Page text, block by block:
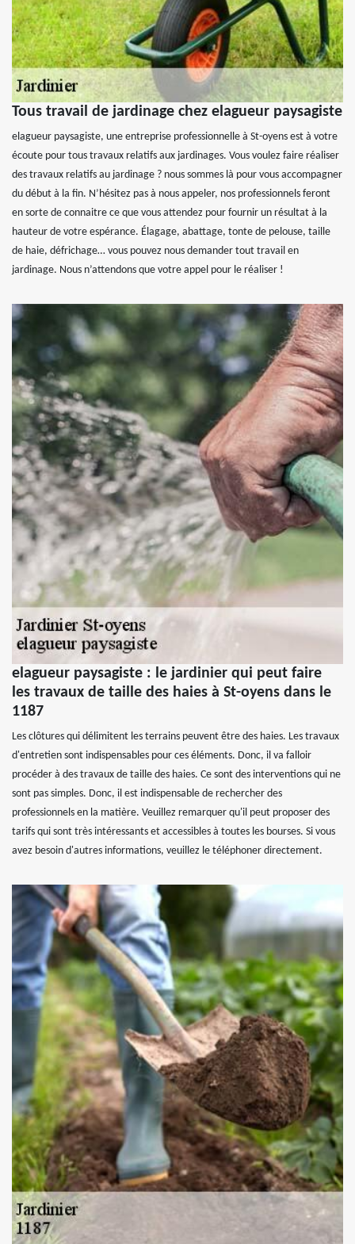
Tous travail de jardinage chez elagueur paysagiste
elagueur paysagiste, une entreprise professionnelle à St-oyens est à votre
écoute pour tous travaux relatifs aux jardinages. Vous voulez faire réaliser
des travaux relatifs au jardinage ? nous sommes là pour vous accompagner
du début à la fin. N’hésitez pas à nous appeler, nos professionnels feront
en sorte de connaitre ce que vous attendez pour fournir un résultat à la
hauteur de votre espérance. Élagage, abattage, tonte de pelouse, taille
de haie, défrichage… vous pouvez nous demander tout travail en
jardinage. Nous n’attendons que votre appel pour le réaliser !
elagueur paysagiste : le jardinier qui peut faire
les travaux de taille des haies à St-oyens dans le
1187
Les clôtures qui délimitent les terrains peuvent être des haies. Les travaux
d'entretien sont indispensables pour ces éléments. Donc, il va falloir
procéder à des travaux de taille des haies. Ce sont des interventions qui ne
sont pas simples. Donc, il est indispensable de rechercher des
professionnels en la matière. Veuillez remarquer qu'il peut proposer des
tarifs qui sont très intéressants et accessibles à toutes les bourses. Si vous
avez besoin d'autres informations, veuillez le téléphoner directement.